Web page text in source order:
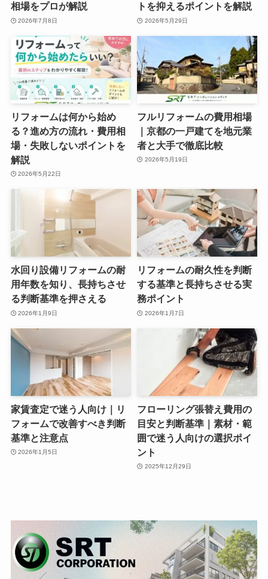
相場をプロが解説
2026年7月8日
トを抑えるポイントを解説
2026年5月29日
リフォームは何から始め
る？進め方の流れ・費用相
場・失敗しないポイントを
解説
2026年5月22日
フルリフォームの費用相場
｜京都の一戸建てを地元業
者と大手で徹底比較
2026年5月19日
水回り設備リフォームの耐
用年数を知り、長持ちさせ
る判断基準を押さえる
2026年1月9日
リフォームの耐久性を判断
する基準と長持ちさせる実
務ポイント
2026年1月7日
家賃査定で迷う人向け｜リ
フォームで改善すべき判断
基準と注意点
2026年1月5日
フローリング張替え費用の
目安と判断基準｜素材・範
囲で迷う人向けの選択ポイ
ント
2025年12月29日